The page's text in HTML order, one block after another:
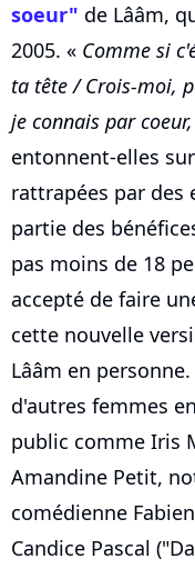
soeur" de Lââm,
2005. « Comme si
ta tête / Crois-moi,
je connais par
entonnent-elles
rattrapées par des
partie des
pas moins de 18
accepté de faire
cette nouvelle
Lââm en
d'autres femmes
public comme Iris
Amandine Petit,
comédienne
Candice Pascal